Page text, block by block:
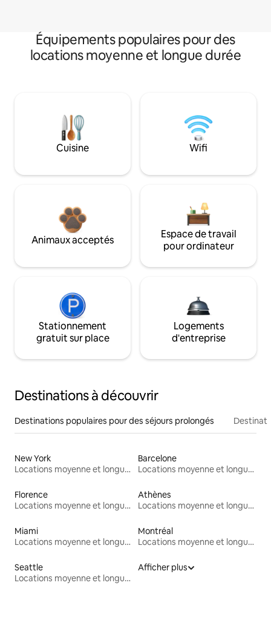
Équipements populaires pour des
locations moyenne et longue durée
Cuisine Wifi
Animaux acceptés
Espace de travail
pour ordinateur
Stationnement
gratuit sur place
Logements
d'entreprise
Destinations à découvrir
Destinations populaires pour des séjours prolongés
New York
Locations moyenne et longue durée
Barcelone
Locations moyenne et longue durée
Florence
Locations moyenne et longue durée
Athènes
Locations moyenne et longue durée
Miami
Locations moyenne et longue durée
Montréal
Locations moyenne et longue durée
Seattle
Locations moyenne et longue durée
Afficher plus